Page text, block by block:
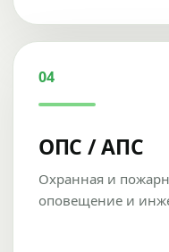
04
ОПС / АПС
Охранная и
оповещение и